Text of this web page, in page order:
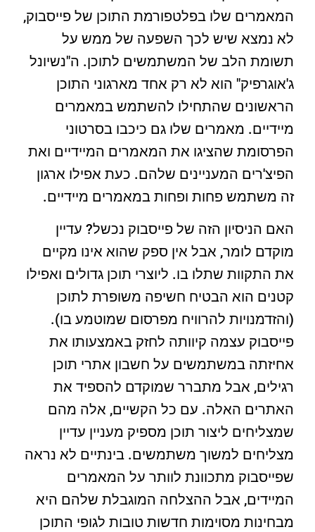
המאמרים שלו בפלטפורמת התוכן של פייסבוק,
לא נמצא שיש לכך השפעה של ממש על
תשומת הלב של המשתמשים לתוכן. ה"נשיונל
ג'אוגרפיק" הוא לא רק אחד מארגוני התוכן
הראשונים שהתחילו להשתמש במאמרים
מיידיים. מאמרים שלו גם כיכבו בסרטוני
הפרסומת שהציגו את המאמרים המיידיים ואת
הפיצ'רים המעניינים שלהם. כעת אפילו ארגון
זה משתמש פחות ופחות במאמרים מיידיים.
האם הניסיון הזה של פייסבוק נכשל? עדיין
מוקדם לומר, אבל אין ספק שהוא אינו מקיים
את התקוות שתלו בו. ליוצרי תוכן גדולים ואפילו
קטנים הוא הבטיח חשיפה משופרת לתוכן
(והזדמנויות להרוויח מפרסום שמוטמע בו).
פייסבוק עצמה קיוותה לחזק באמצעותו את
אחיזתה במשתמשים על חשבון אתרי תוכן
רגילים, אבל מתברר שמוקדם להספיד את
האתרים האלה. עם כל הקשיים, אלה מהם
שמצליחים ליצור תוכן מספיק מעניין עדיין
מצליחים למשוך משתמשים. בינתיים לא נראה
שפייסבוק מתכוונת לוותר על המאמרים
המיידים, אבל ההצלחה המוגבלת שלהם היא
מבחינות מסוימות חדשות טובות לגופי התוכן